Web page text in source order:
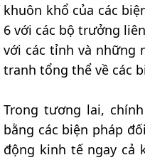
khuôn khổ của các
6 với các bộ trưởng
với các tỉnh và những
tranh tổng thể về các
Trong tương lai,
bằng các biện pháp
động kinh tế ngay cả